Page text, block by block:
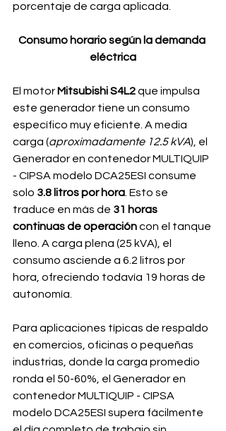
porcentaje de carga aplicada.
Consumo horario según la demanda
eléctrica
El motor Mitsubishi S4L2 que impulsa
este generador tiene un consumo
específico muy eficiente. A media
carga (aproximadamente 12.5 kVA), el
Generador en contenedor MULTIQUIP
- CIPSA modelo DCA25ESI consume
solo 3.8 litros por hora . Esto se
traduce en más de 31 horas
continuas de operación con el tanque
lleno. A carga plena (25 kVA), el
consumo asciende a 6.2 litros por
hora, ofreciendo todavía 19 horas de
autonomía.
Para aplicaciones típicas de respaldo
en comercios, oficinas o pequeñas
industrias, donde la carga promedio
ronda el 50-60%, el Generador en
contenedor MULTIQUIP - CIPSA
modelo DCA25ESI supera fácilmente